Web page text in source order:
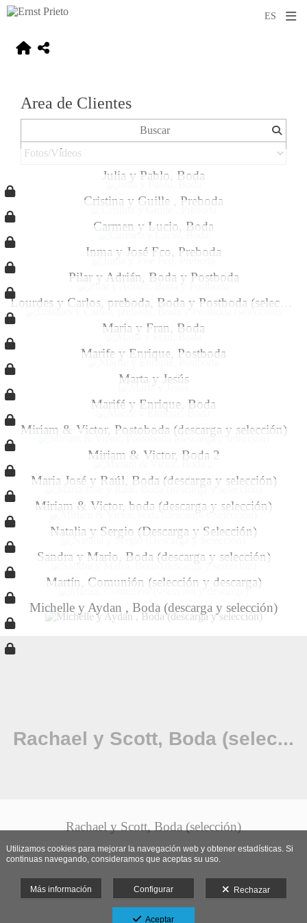
Area de Clientes
Julia y Pablo, Boda
Cristina y Guille , Preboda
Carmen y Lucio, Boda
Inma y José Fco, Preboda
Pilar y Adrián, Boda y Postboda
Maria y Fran, Boda
Marife y Enrique, Postboda
Marta y Jesús
Marifé y Enrique, Boda
Miriam & Victor, Postoboda (descarga y selección)
Miriam & Victor, Boda 2
Maria José y Raúl, Boda (descarga y selección)
Miriam & Victor, boda (descarga y selección)
Natalia y Sergio (Descarga y Selección)
Sandra y Mario, Boda (descarga y selección)
Martín, Comunión (selección y descarga)
Michelle y Aydan , Boda (descarga y selección)
Rachael y Scott, Boda (selección)
Utilizamos cookies para mejorar la navegación web y obtener estadísticas. Si
continuas navegando, consideramos que aceptas su uso.
Más información Configurar Rechazar
Aceptar